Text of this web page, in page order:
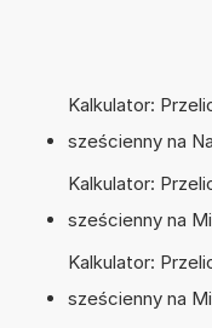
Kalkulator:
sześcienny na
Kalkulator:
sześcienny na
Kalkulator:
sześcienny na